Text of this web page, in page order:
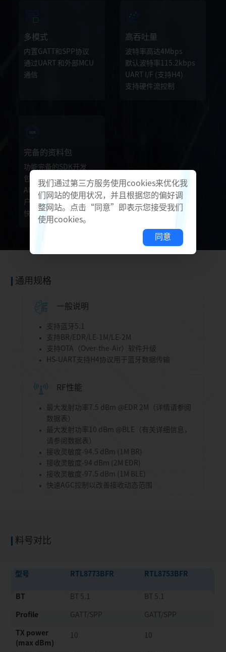
多模式
内置GATT和SPP协议
通过UART 和外部MCU
通信
高吞吐量
波特率高达4Mbps
默认波特率115.2kbps
UART I/F (支持H4)
支持硬件流控制
完备的资料包
功能完备的SDK开发
包，以及配套的手机
APP工程，极大减少客
户项目开发工作量，加
快项目落地。
通用规格
一般说明
支持蓝牙5.1
支持BR/EDR/LE-1M/LE-2M
支持OTA（Over-the-Air）软件升级
HS-UART支持H4协议用于蓝牙数据传输
RF性能
最大发射功率7.5 dBm @EDR 2M（详情请参阅
数据表）
最大发射功率10 dBm @BLE（有关详细信息，
请参阅数据表）
接收灵敏度-94.5 dBm (1M BR)
接收灵敏度-94 dBm (2M EDR)
接收灵敏度-97.5 dBm (1M BLE)
快速AGC控制以改善接收动态范围
料号对比
型号 RTL8773BFR RTL8753BFR
BT BT 5.1 BT 5.1
Profile GATT/SPP GATT/SPP
TX power
(max dBm)
10 10
我们通过第三方服务使用cookies来优化我
们网站的使用状况，并且根据您的偏好调
整网站。点击“同意”即表示您接受我们
使用cookies。
同意